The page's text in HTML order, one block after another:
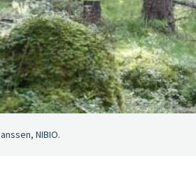
NIBIO.